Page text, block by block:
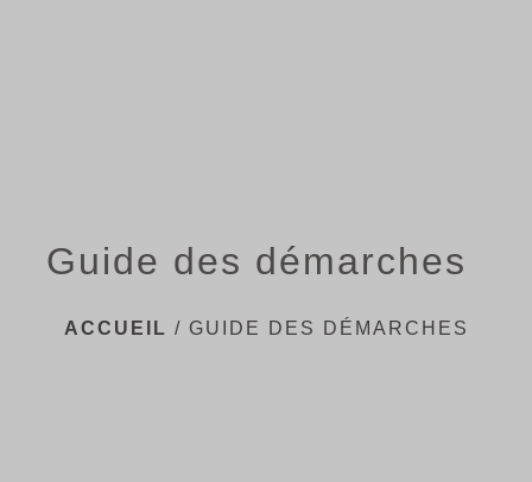
Guide des démarches
ACCUEIL / GUIDE DES DÉMARCHES